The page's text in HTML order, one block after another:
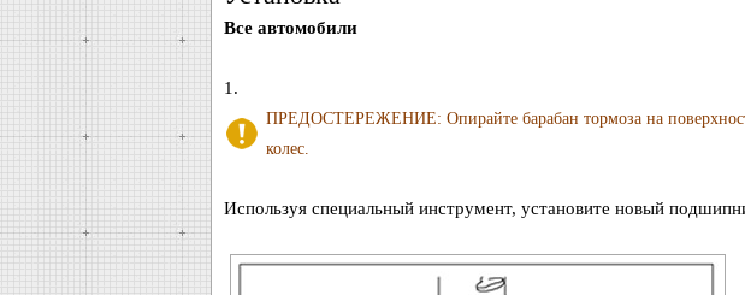
Все автомобили
1.
ПРЕДОСТЕРЕЖЕНИЕ: Опирайте барабан тормоза на
колес.
Используя специальный инструмент, установите новый